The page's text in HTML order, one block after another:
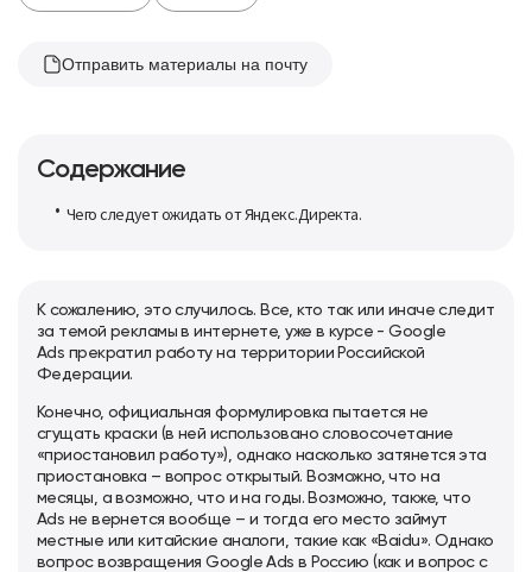
Отправить материалы на почту
Содержание
Чего следует ожидать от Яндекс.Директа.
К сожалению, это случилось. Все, кто так или иначе следит
за темой рекламы в интернете, уже в курсе - Google
Ads прекратил работу на территории Российской
Федерации.
Конечно, официальная формулировка пытается не
сгущать краски (в ней использовано словосочетание
«приостановил работу»), однако насколько затянется эта
приостановка – вопрос открытый. Возможно, что на
месяцы, а возможно, что и на годы. Возможно, также, что
Ads не вернется вообще – и тогда его место займут
местные или китайские аналоги, такие как «Baidu». Однако
вопрос возвращения Google Ads в Россию (как и вопрос с